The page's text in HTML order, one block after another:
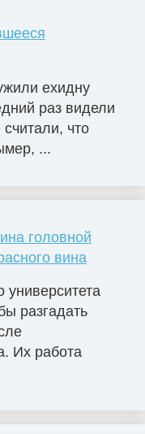
ехидну
раз видели
что
...
головной
вина
разгадать
Их работа